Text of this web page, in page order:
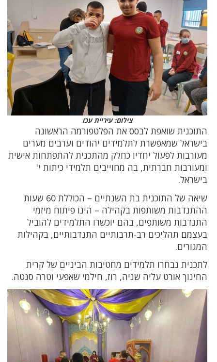
צילום: עיריית עכו
התוכנית שואפת לבסס את הפלטפורמה הראשונה
בישראל שמאפשרת לתלמידים יהודים וערבים מערים
מעורבות לפעול יחדיו כחלק מהתכנית להתפתחות אישית
ומעורבות חברתית, בה מחוייבים תלמידי כיתות י'
בישראל.
שיאה של התוכנית בת השנתיים – הכוללת 60 שעות
ההתנדבות משותפות בקהילה – הינו פיתוח מיזמי
התנדבות משותפים, בהם יוכשרו התלמידים להוביל
בעצמם תהליכים רב-תרבותיים התנדבותיים, בקהילות
המגורים.
לתכנית נבחרו תלמידים מחטיבות הביניים של קרית
החינוך אורט עליה שניה, רוז, חילמי שאפעי וטרה סנטה.